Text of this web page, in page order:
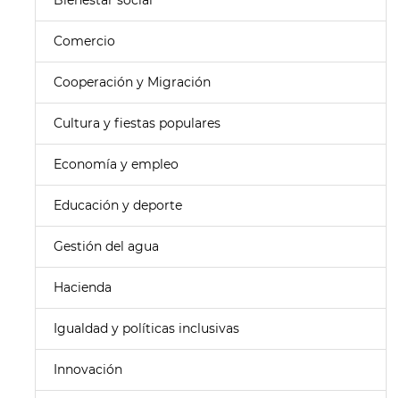
Comercio
Cooperación y Migración
Cultura y fiestas populares
Economía y empleo
Educación y deporte
Gestión del agua
Hacienda
Igualdad y políticas inclusivas
Innovación